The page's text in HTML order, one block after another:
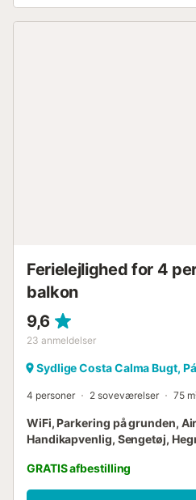
Ferielejlighed for 4
balkon
9,6
23 anmeldelser
Sydlige Costa Calma Bugt,
4 personer 2 soveværelser 75
WiFi, Parkering på grunden,
Handikapvenlig, Sengetøj,
GRATIS afbestilling